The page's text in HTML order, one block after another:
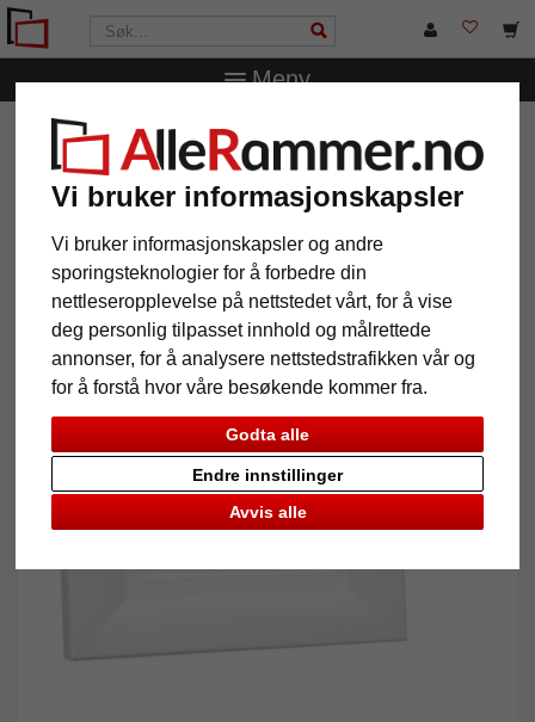
Vi bruker informasjonskapsler
Vi bruker informasjonskapsler og andre
sporingsteknologier for å forbedre din
nettleseropplevelse på nettstedet vårt, for å vise
deg personlig tilpasset innhold og målrettede
annonser, for å analysere nettstedstrafikken vår og
for å forstå hvor våre besøkende kommer fra.
Godta alle
Avvis alle
Endre innstillinger
Meny
AlleRammer.no Merker
ultralydbilde
Fotoramme for ultralydbilde
Tilbake